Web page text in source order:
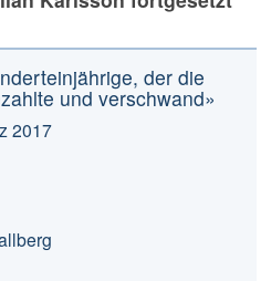
der die
und verschwand»
2017